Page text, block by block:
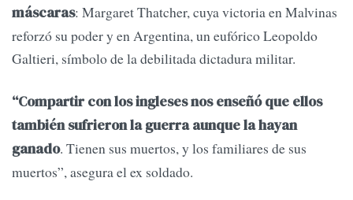
máscaras: Margaret Thatcher, cuya victoria en Malvinas
reforzó su poder y en Argentina, un eufórico Leopoldo
Galtieri, símbolo de la debilitada dictadura militar.
“Compartir con los ingleses nos enseñó que ellos
también sufrieron la guerra aunque la hayan
ganado. Tienen sus muertos, y los familiares de sus
muertos”, asegura el ex soldado.